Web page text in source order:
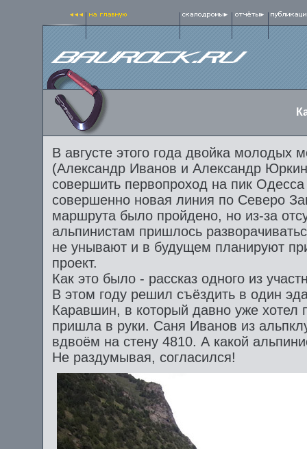
В августе этого года двойка молодых
(Александр Иванов и Александр
совершить первопроход на пик
совершенно новая линия по Северо
маршрута было пройдено, но из-за
альпинистам пришлось
не унывают и в будущем планируют
проект.
Как это было - рассказ одного из
В этом году решил съёздить в один
Каравшин, в который давно уже хотел
пришла в руки. Саня Иванов из
вдвоём на стену 4810. А какой
Не раздумывая, согласился!